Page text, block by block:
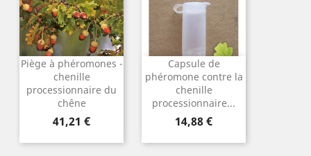
Piège à phéromones -
chenille
processionnaire du
chêne
Prix
41,21 €
Capsule de
phéromone contre la
chenille
processionnaire...
Prix
14,88 €